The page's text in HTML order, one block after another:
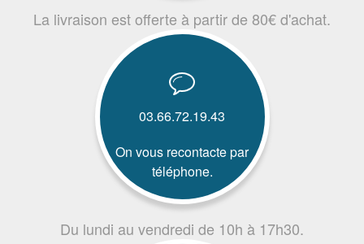
La livraison est offerte à partir de 80€ d'achat.
03.66.72.19.43
On vous recontacte par
téléphone.
Du lundi au vendredi de 10h à 17h30.